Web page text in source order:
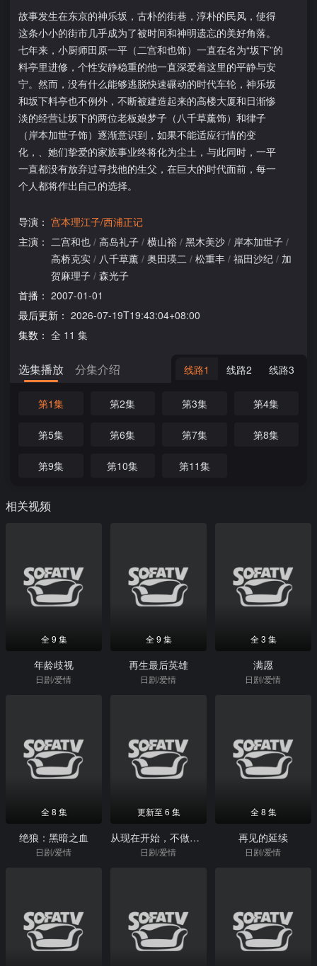
故事发生在东京的神乐坂，古朴的街巷，淳朴的民风，使得
这条小小的街市几乎成为了被时间和神明遗忘的美好角落。
七年来，小厨师田原一平（二宫和也饰）一直在名为“坂下”的
料亭里进修，个性安静稳重的他一直深爱着这里的平静与安
宁。然而，没有什么能够逃脱快速碾动的时代车轮，神乐坂
和坂下料亭也不例外，不断被建造起来的高楼大厦和日渐惨
淡的经营让坂下的两位老板娘梦子（八千草薰饰）和律子
（岸本加世子饰）逐渐意识到，如果不能适应行情的变
化，、她们挚爱的家族事业终将化为尘土，与此同时，一平
一直都没有放弃过寻找他的生父，在巨大的时代面前，每一
个人都将作出自己的选择。
导演： 宫本理江子/西浦正记
主演： 二宫和也 / 高岛礼子 / 横山裕 / 黑木美沙 / 岸本加世子 /
高桥克实 / 八千草薰 / 奥田瑛二 / 松重丰 / 福田沙纪 / 加
贺麻理子 / 森光子
首播： 2007-01-01
最后更新： 2026-07-19T19:43:04+08:00
集数： 全 11 集
选集播放 分集介绍 线路1 线路2 线路3
第1集 第2集 第3集 第4集
第5集 第6集 第7集 第8集
第9集 第10集 第11集
相关视频
全 9 集
年龄歧视
日剧/爱情
全 9 集
再生最后英雄
日剧/爱情
全 3 集
满愿
日剧/爱情
全 8 集
绝狼：黑暗之血
日剧/爱情
更新至 6 集
从现在开始，不做朋友了吧
日剧/爱情
全 8 集
再见的延续
日剧/爱情